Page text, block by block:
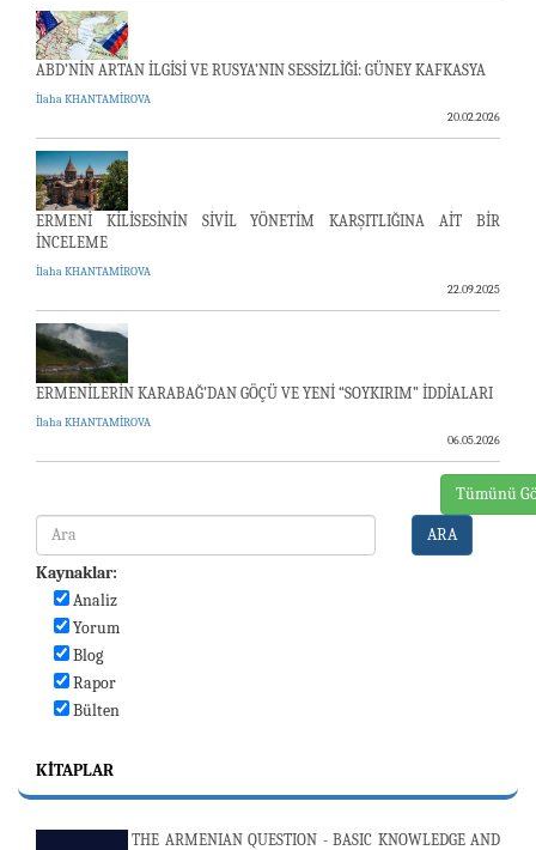
ABD’NİN ARTAN İLGİSİ VE RUSYA’NIN SESSİZLİĞİ: GÜNEY KAFKASYA
İlaha KHANTAMİROVA
20.02.2026
ERMENİ KİLİSESİNİN SİVİL YÖNETİM KARŞITLIĞINA AİT BİR
İNCELEME
İlaha KHANTAMİROVA
22.09.2025
ERMENİLERİN KARABAĞ’DAN GÖÇÜ VE YENİ “SOYKIRIM” İDDİALARI
İlaha KHANTAMİROVA
06.05.2026
Tümünü
ARA
Kaynaklar:
Analiz
Yorum
Blog
Rapor
Bülten
KITAPLAR
THE ARMENIAN QUESTION - BASIC KNOWLEDGE AND